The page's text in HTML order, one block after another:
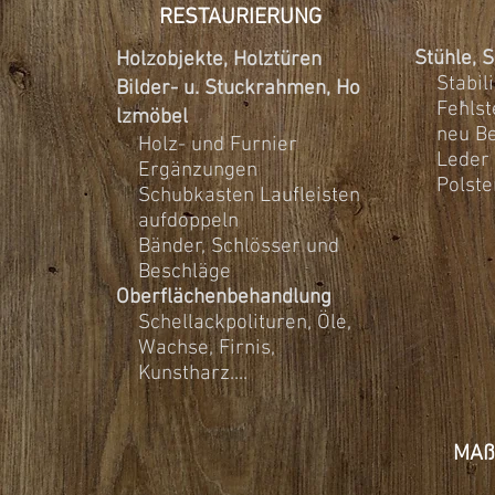
RESTAURIERUNG
Holzobjekte, Holztüren
Bilder- u. Stuckrahmen, Ho
lzmöbel
Holz- und Furnier
Ergänzungen
Schubkasten Laufleisten
aufdoppeln
Bänder, Schlösser und
Beschläge
Oberflächenbehandlung
Schellackpolituren, Öle,
Wachse, Firnis,
Kunstharz....
Stühle,
neu
Leder